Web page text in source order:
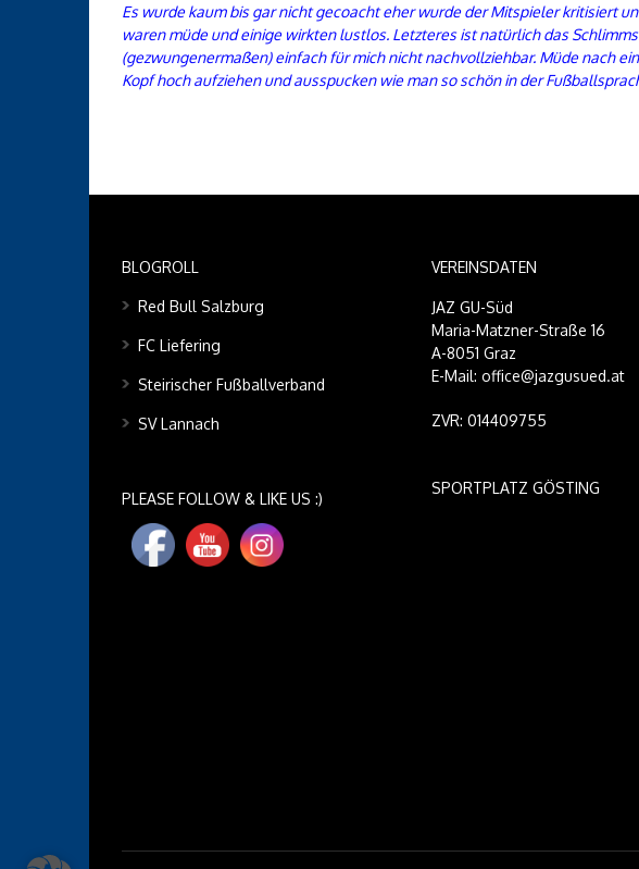
Es wurde kaum bis gar nicht gecoacht eher wurde der Mitspieler kritisiert
waren müde und einige wirkten lustlos. Letzteres ist natürlich das
(gezwungenermaßen) einfach für mich nicht nachvollziehbar. Müde nach
Kopf hoch aufziehen und ausspucken wie man so schön in der
BLOGROLL
Red Bull Salzburg
FC Liefering
Steirischer Fußballverband
SV Lannach
PLEASE FOLLOW & LIKE US :)
VEREINSDATEN
JAZ GU-Süd
Maria-Matzner-Straße 16
A-8051 Graz
E-Mail: office@jazgusued.at
ZVR: 014409755
SPORTPLATZ GÖSTING